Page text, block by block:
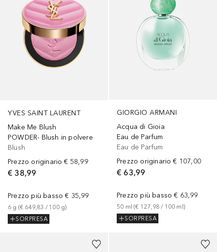
YVES SAINT LAURENT
Make Me Blush
POWDER- Blush in polvere
Blush
Prezzo originario € 58,99
€ 38,99
Prezzo più basso € 35,99
6 g (€ 649,83 / 100 g)
SORPRESA
GIORGIO ARMANI
Acqua di Gioia
Eau de Parfum
Eau de Parfum
Prezzo originario € 107,00
€ 63,99
Prezzo più basso € 63,99
50 ml (€ 127,98 / 100 ml )
SORPRESA